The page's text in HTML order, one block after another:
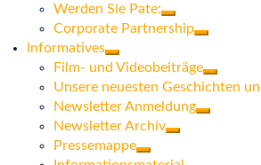
Werden Sie Pate:
Corporate Partnership
Informatives
Film- und Videobeiträge
Unsere neuesten Geschichten
Newsletter Anmeldung
Newsletter Archiv
Pressemappe